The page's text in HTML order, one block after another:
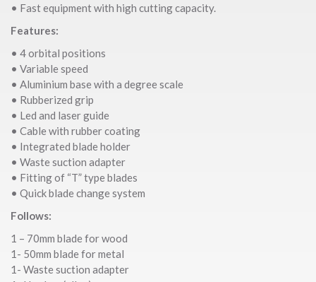
• Fast equipment with high cutting capacity.
Features:
• 4 orbital positions
• Variable speed
• Aluminium base with a degree scale
• Rubberized grip
• Led and laser guide
• Cable with rubber coating
• Integrated blade holder
• Waste suction adapter
• Fitting of “T” type blades
• Quick blade change system
Follows:
1 – 70mm blade for wood
1- 50mm blade for metal
1- Waste suction adapter